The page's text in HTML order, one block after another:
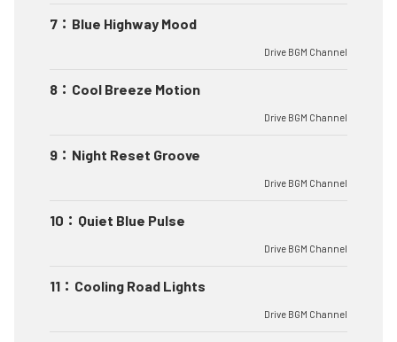
7 ： Blue Highway Mood
Drive BGM Channel
8 ： Cool Breeze Motion
Drive BGM Channel
9 ： Night Reset Groove
Drive BGM Channel
10 ： Quiet Blue Pulse
Drive BGM Channel
11 ： Cooling Road Lights
Drive BGM Channel